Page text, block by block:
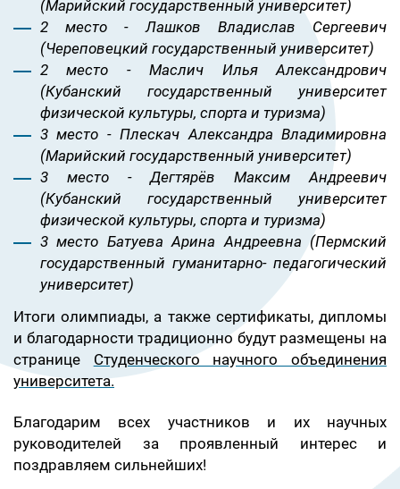
(Марийский государственный университет)
2 место - Лашков Владислав Сергеевич
(Череповецкий государственный университет)
2 место - Маслич Илья Александрович
(Кубанский государственный университет
физической культуры, спорта и туризма)
3 место - Плескач Александра Владимировна
(Марийский государственный университет)
3 место - Дегтярёв Максим Андреевич
(Кубанский государственный университет
физической культуры, спорта и туризма)
3 место Батуева Арина Андреевна (Пермский
государственный гуманитарно- педагогический
университет)
Итоги олимпиады, а также сертификаты, дипломы
и благодарности традиционно будут размещены на
странице Студенческого научного объединения
университета.
Благодарим всех участников и их научных
руководителей за проявленный интерес и
поздравляем сильнейших!